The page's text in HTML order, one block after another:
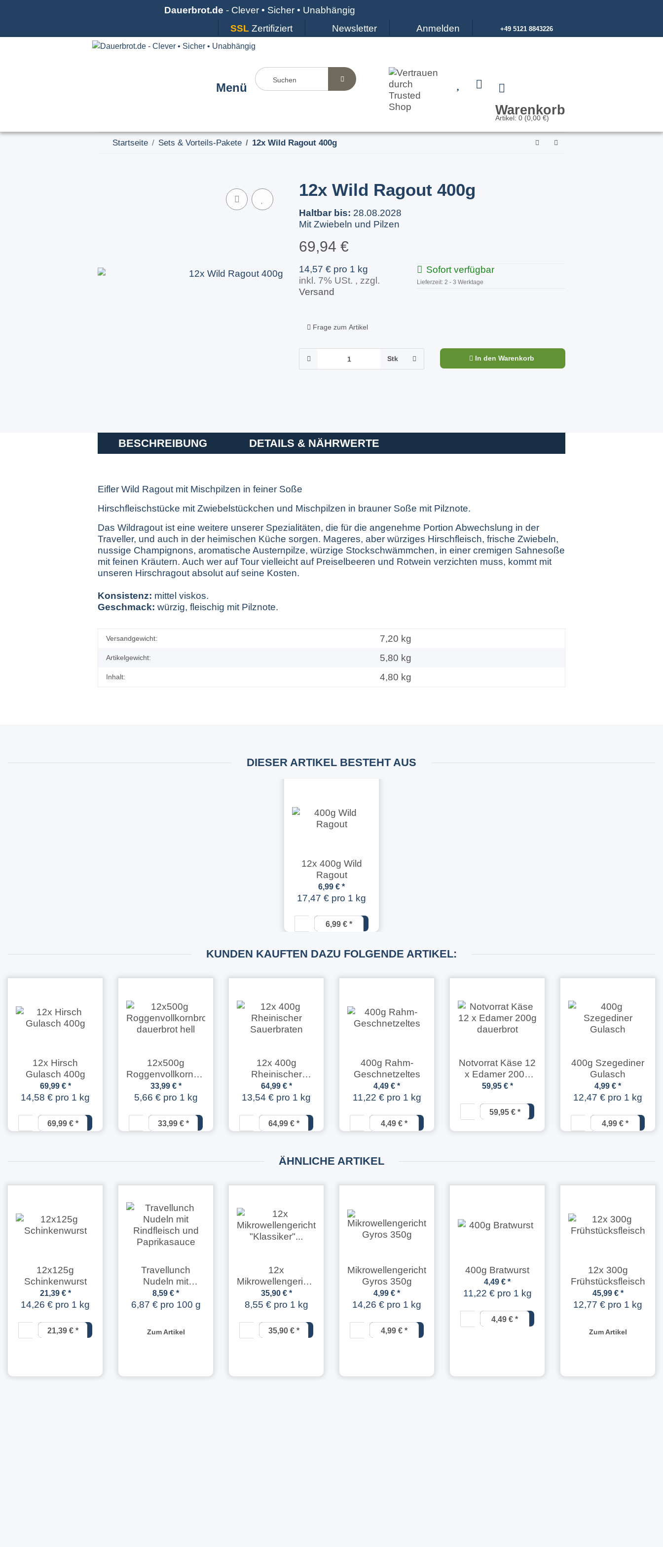
Dauerbrot.de - Clever • Sicher • Unabhängig
+49 5121 8843226
Anmelden
Newsletter
SSL Zertifiziert
Menü
Warenkorb
Artikel: 0 (0,00 €)
Startseite Sets & Vorteils-Pakete 12x Wild Ragout 400g
12x Wild Ragout 400g
Haltbar bis: 28.08.2028
Mit Zwiebeln und Pilzen
69,94 €
14,57 € pro 1 kg
inkl. 7% USt. , zzgl.
Versand
Sofort verfügbar
Lieferzeit: 2 - 3 Werktage
Frage zum Artikel
Stk In den Warenkorb
BESCHREIBUNG DETAILS & NÄHRWERTE
Eifler Wild Ragout mit Mischpilzen in feiner Soße
Hirschfleischstücke mit Zwiebelstückchen und Mischpilzen in brauner Soße mit Pilznote.
Das Wildragout ist eine weitere unserer Spezialitäten, die für die angenehme Portion Abwechslung in der
Traveller, und auch in der heimischen Küche sorgen. Mageres, aber würziges Hirschfleisch, frische Zwiebeln,
nussige Champignons, aromatische Austernpilze, würzige Stockschwämmchen, in einer cremigen Sahnesoße
mit feinen Kräutern. Auch wer auf Tour vielleicht auf Preiselbeeren und Rotwein verzichten muss, kommt mit
unseren Hirschragout absolut auf seine Kosten.
Konsistenz: mittel viskos.
Geschmack: würzig, fleischig mit Pilznote.
Versandgewicht: 7,20 kg
Artikelgewicht: 5,80 kg
Inhalt: 4,80 kg
DIESER ARTIKEL BESTEHT AUS
12x 400g Wild
Ragout
6,99 € *
17,47 € pro 1 kg
6,99 € *
KUNDEN KAUFTEN DAZU FOLGENDE ARTIKEL:
12x Hirsch
Gulasch 400g
69,99 € *
14,58 € pro 1 kg
69,99 € *
12x500g
Roggenvollkornbrot
dauerbrot hell
33,99 € *
5,66 € pro 1 kg
33,99 € *
12x 400g
Rheinischer
Sauerbraten
64,99 € *
13,54 € pro 1 kg
64,99 € *
400g Rahm-
Geschnetzeltes
4,49 € *
11,22 € pro 1 kg
4,49 € *
Notvorrat Käse 12
x Edamer 200g
dauerbrot
59,95 € *
59,95 € *
400g Szegediner
Gulasch
4,99 € *
12,47 € pro 1 kg
4,99 € *
ÄHNLICHE ARTIKEL
12x125g
Schinkenwurst
21,39 € *
14,26 € pro 1 kg
21,39 € *
Travellunch
Nudeln mit
Rindfleisch und
Paprikasauce
8,59 € *
6,87 € pro 100 g
Zum Artikel
12x
Mikrowellengericht:
"Klassiker" Mini-
Frikadellen 350g
35,90 € *
8,55 € pro 1 kg
35,90 € *
Mikrowellengericht
Gyros 350g
4,99 € *
14,26 € pro 1 kg
4,99 € *
400g Bratwurst
4,49 € *
11,22 € pro 1 kg
4,49 € *
12x 300g
Frühstücksfleisch
45,99 € *
12,77 € pro 1 kg
Zum Artikel